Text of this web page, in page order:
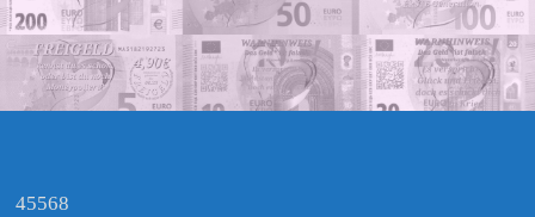
45568